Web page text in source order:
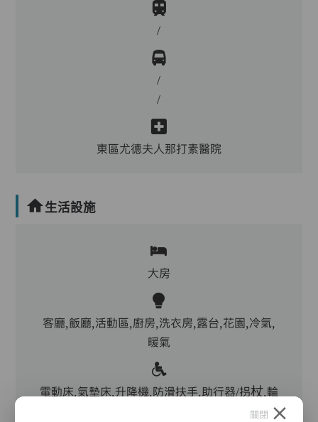
/
/
/
東區尤德夫人那打素醫院
生活設施
大房
客廳,飯廳,活動區,廚房,洗衣房,露台,花園,冷氣,
暖氣
電動床,氣墊床,升降機,防滑扶手,助行器/拐杖,輪
關閉